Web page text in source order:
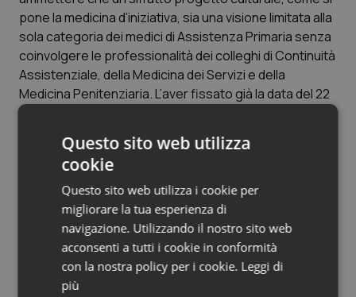
Salute orale & impianti
Sangue & coagulazione
Tiroide
Tumore al seno
Tumore ovarico
Tumori del Polmone & Testa Collo
Tumori gastrointestinali
pone la medicina d’iniziativa, sia una visione limitata alla
sola categoria dei medici di Assistenza Primaria senza
coinvolgere le professionalità dei colleghi di Continuità
Assistenziale, della Medicina dei Servizi e della
Medicina Penitenziaria. L’aver fissato già la data del 22
gennaio per il Tavolo tecnico sulla Continuità
disponibilità della parte pubblica per offrire le
medesime opportunità organizzative e tecnico-
professionali a tutti i medici che a qualsiasi titolo
operano nel settore della Medicina territoriale. Lo SMI
Lazio, nel rispetto delle indicazioni che ci verranno
fornite dal futuro Accordo Collettivo Nazionale e senza
precorrerne i tempi, ha assunto così il preciso compito
di fornire elementi negoziali e contrattuali finalizzati ad
Questo sito web utilizza
cookie
Questo sito web utilizza i cookie per
migliorare la tua esperienza di
navigazione. Utilizzando il nostro sito web
acconsenti a tutti i cookie in conformità
con la nostra policy per i cookie. Leggi di
più